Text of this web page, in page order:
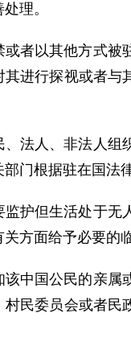
理。
者以其他方式
进行探视或者
法人、非法人组
门根据驻在国法
护但生活处于无
方面给予必要的
中国公民的亲
民委员会或者